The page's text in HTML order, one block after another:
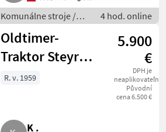
Komunálne stroje /
Spádová kosačka
4 hod. online
Oldtimer-
Traktor Steyr
180A + Anhänger
5.900
€
DPH je
neaplikovateľné
Původní
cena 6.500 €
R. v. 1959
K .